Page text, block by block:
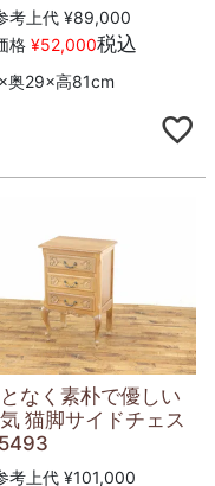
考上代 ¥89,000
格 ¥52,000税込
奥29×高81cm
なく素朴で優しい
猫脚サイドチェス
考上代 ¥101,000